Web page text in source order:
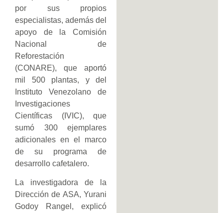
por sus propios
especialistas, además del
apoyo de la Comisión
Nacional de
Reforestación
(CONARE), que aportó
mil 500 plantas, y del
Instituto Venezolano de
Investigaciones
Científicas (IVIC), que
sumó 300 ejemplares
adicionales en el marco
de su programa de
desarrollo cafetalero.
La investigadora de la
Dirección de ASA, Yurani
Godoy Rangel, explicó